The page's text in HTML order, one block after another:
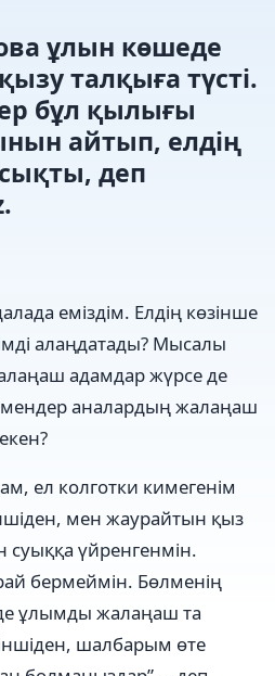
ұлын көшеде
талқыға түсті.
бұл қылығы
айтып, елдің
деп
еміздім. Елдің көзінше
алаңдатады? Мысалы
адамдар жүрсе де
аналардың жалаңаш
ел колготки кимегенім
мен жаурайтын қыз
суыққа үйренгенмін.
бермеймін. Бөлменің
ұлымды жалаңаш та
шалбарым өте